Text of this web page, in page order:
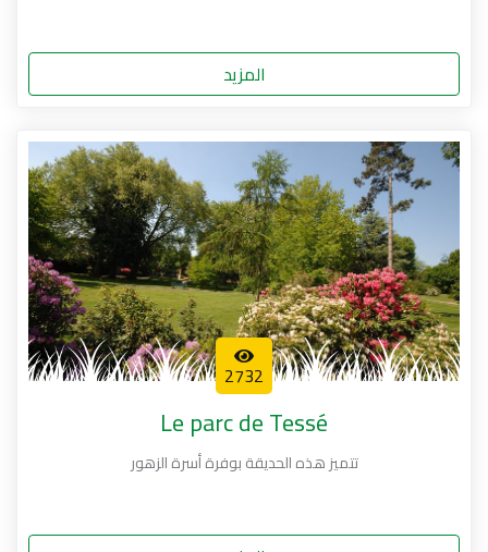
المزيد
2732
Le parc de Tessé
تتميز هذه الحديقة بوفرة أسرة الزهور